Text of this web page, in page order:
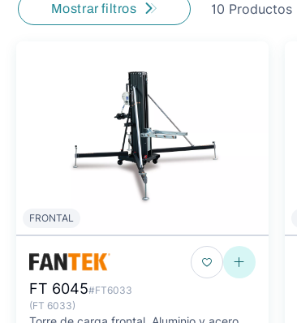
Mostrar filtros 10 Productos
FRONTAL
FT 6045#FT6033
(FT 6033)